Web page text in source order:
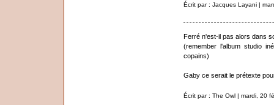
Écrit par : Jacques Layani |
Ferré n'est-il pas alors dans
(remember l'album studio
copains)
Gaby ce serait le prétexte
Écrit par : The Owl | mardi, 20